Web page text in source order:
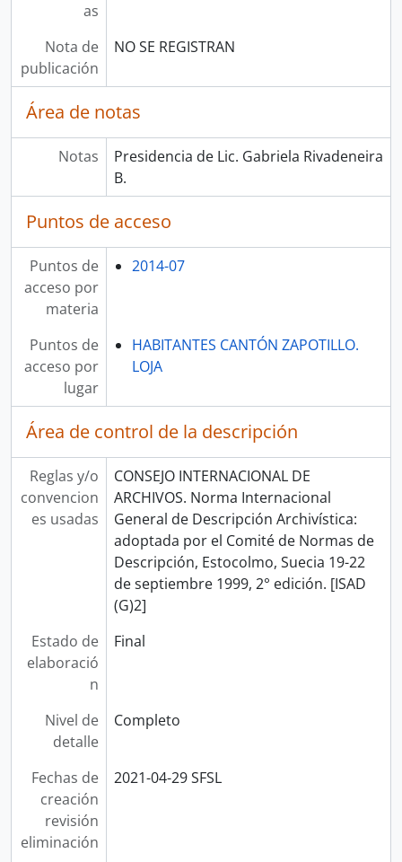
as
Nota de
publicación
NO SE REGISTRAN
Área de notas
Notas
Presidencia de Lic. Gabriela Rivadeneira
B.
Puntos de acceso
Puntos de
acceso por
materia
2014-07
Puntos de
acceso por
lugar
HABITANTES CANTÓN ZAPOTILLO.
LOJA
Área de control de la descripción
Reglas y/o
convencion
es usadas
CONSEJO INTERNACIONAL DE
ARCHIVOS. Norma Internacional
General de Descripción Archivística:
adoptada por el Comité de Normas de
Descripción, Estocolmo, Suecia 19-22
de septiembre 1999, 2° edición. [ISAD
(G)2]
Estado de
elaboració
n
Final
Nivel de
detalle
Completo
Fechas de
creación
revisión
eliminación
2021-04-29 SFSL